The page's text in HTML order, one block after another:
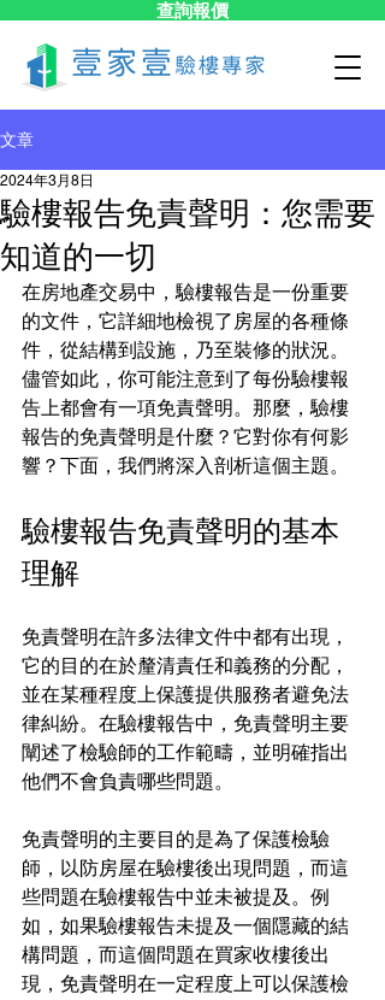
查詢報價
文章
驗樓報告免責聲明：您需要
知道的一切
2024年3月8日
在房地產交易中，驗樓報告是一份重要
的文件，它詳細地檢視了房屋的各種條
件，從結構到設施，乃至裝修的狀況。
儘管如此，你可能注意到了每份驗樓報
告上都會有一項免責聲明。那麼，驗樓
報告的免責聲明是什麼？它對你有何影
響？下面，我們將深入剖析這個主題。
驗樓報告免責聲明的基本
理解
免責聲明在許多法律文件中都有出現，
它的目的在於釐清責任和義務的分配，
並在某種程度上保護提供服務者避免法
律糾紛。在驗樓報告中，免責聲明主要
闡述了檢驗師的工作範疇，並明確指出
他們不會負責哪些問題。
免責聲明的主要目的是為了保護檢驗
師，以防房屋在驗樓後出現問題，而這
些問題在驗樓報告中並未被提及。例
如，如果驗樓報告未提及一個隱藏的結
構問題，而這個問題在買家收樓後出
現，免責聲明在一定程度上可以保護檢